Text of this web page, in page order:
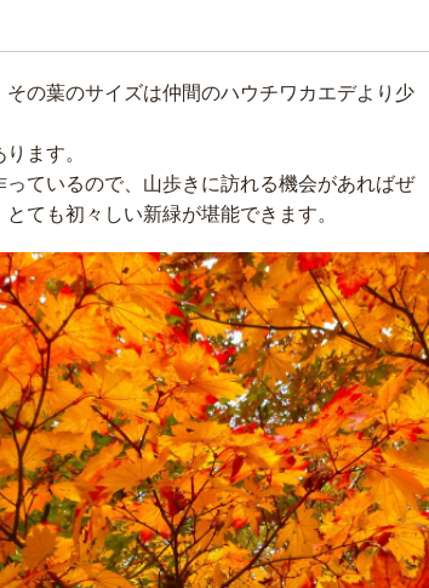
の葉のサイズは仲間のハウチワカエデより少
ます。
ているので、山歩きに訪れる機会があればぜ
ても初々しい新緑が堪能できます。